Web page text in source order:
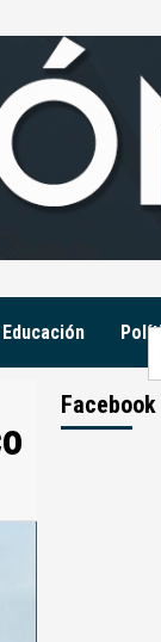
Educación
Facebook